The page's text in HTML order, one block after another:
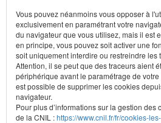
Vous pouvez néanmoins vous opposer à
exclusivement en paramétrant votre
du navigateur que vous utilisez, mais il est
en principe, vous pouvez soit activer une
soit uniquement interdire ou restreindre les
Attention, il se peut que des traceurs aient
périphérique avant le paramétrage de
est possible de supprimer les cookies
navigateur.
Pour plus d’informations sur la gestion des
de la CNIL :https://www.cnil.fr/fr/cookies-